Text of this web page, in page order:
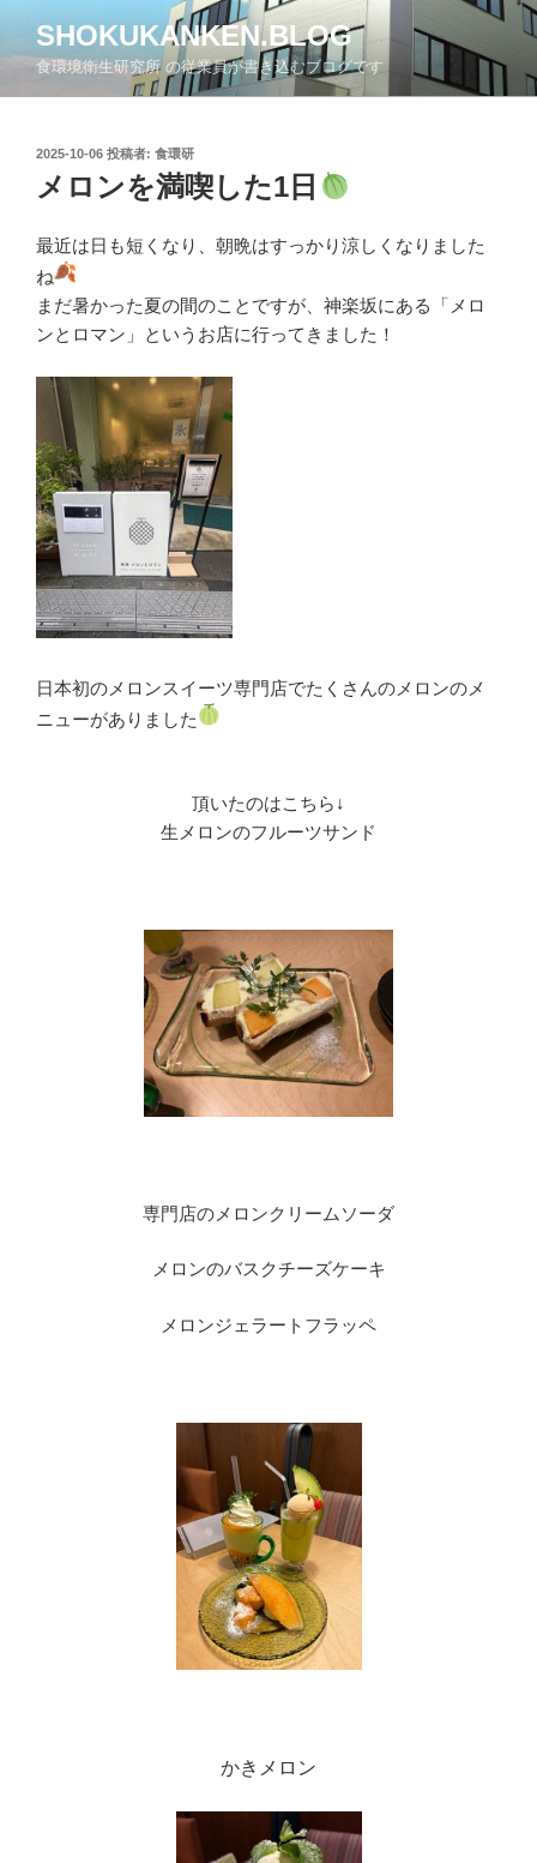
ン
SHOKUKANKEN.BLOG
食環境衛生研究所 の従業員が書き込むブログです
投
日:
2025-10-06 投稿者: 食環研
メロンを満喫した1日
最近は日も短くなり、朝晩はすっかり涼しくなりました
ね
まだ暑かった夏の間のことですが、神楽坂にある「メロ
ンとロマン」というお店に行ってきました！
日本初のメロンスイーツ専門店でたくさんのメロンのメ
ニューがありました
頂いたのはこちら↓
生メロンのフルーツサンド
専門店のメロンクリームソーダ
メロンのバスクチーズケーキ
メロンジェラートフラッペ
かきメロン